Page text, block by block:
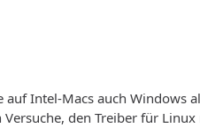
Intel-Macs auch Windows
den Treiber für